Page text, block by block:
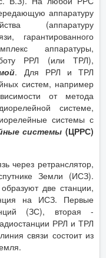
аппаратуру
(аппаратуру
гарантированного
аппаратуры,
РРЛ (или ТРЛ),
. Для РРЛ и ТРЛ
систем, например
от метода
системе,
системы с
системы (ЦРРС)
через ретранслятор,
Земли (ИСЗ).
две станции,
на ИСЗ. Первые
(ЗС), вторая -
РРЛ и ТРЛ
связи состоит из